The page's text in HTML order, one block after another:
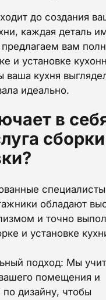
до создания
каждая деталь
вам
и установке
ваша кухня
идеально.
в
обладают
и точно
и установке
подход: Мы
помещения и
дизайну, чтобы